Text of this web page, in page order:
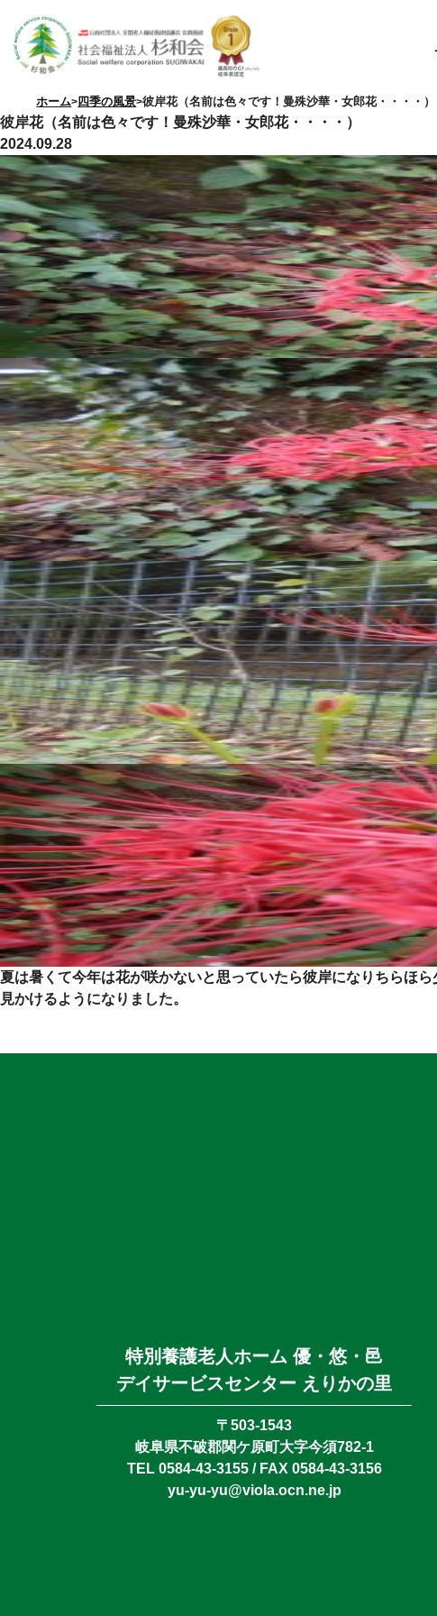
特別養護老人ホーム
優・悠・邑
デイ
えり
ホーム 四季の風景 彼岸花（名前は色々です！曼殊沙華・女郎花・・・・）
彼岸花（名前は色々です！曼殊沙華・女郎花・・・・）
2024.09.28
夏は暑くて今年は花が咲かないと思っていたら彼岸になりちらほ
見かけるようになりました。
特別養護老人ホーム 優・悠・邑
デイサービスセンター えりかの里
〒503-1543
岐阜県不破郡関ケ原町大字今須782-1
TEL 0584-43-3155 / FAX 0584-43-3156
yu-yu-yu@viola.ocn.ne.jp